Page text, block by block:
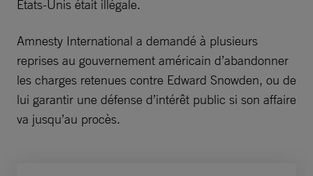
États-Unis était illégale.
Amnesty International a demandé à plusieurs
reprises au gouvernement américain d’abandonner
les charges retenues contre Edward Snowden, ou de
lui garantir une défense d’intérêt public si son affaire
va jusqu’au procès.